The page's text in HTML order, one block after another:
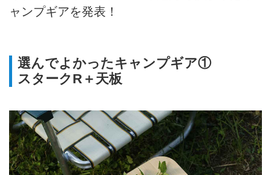
ャンプギアを発表！
選んでよかったキャンプギア①
スタークR＋天板